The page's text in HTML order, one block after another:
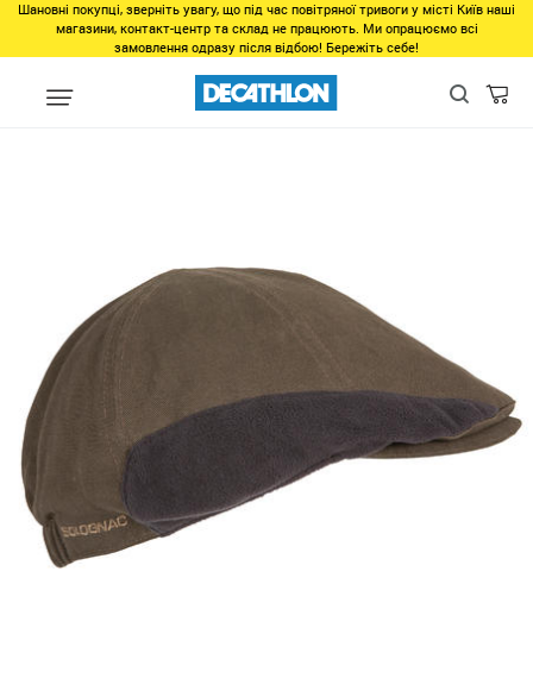
Шановні покупці, зверніть увагу, що під час повітряної тривоги у місті Київ наші
магазини, контакт-центр та склад не працюють. Ми опрацюємо всі
замовлення одразу після відбою! Бережіть себе!
Виды спорта Активный отдых Охота Типы охоты